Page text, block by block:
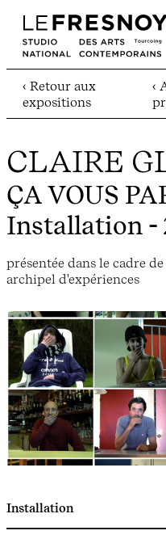
‹ Retour aux
expositions
‹
CLAIRE
ÇA VOUS
Installation -
présentée dans le cadre
archipel d'expériences
Installation